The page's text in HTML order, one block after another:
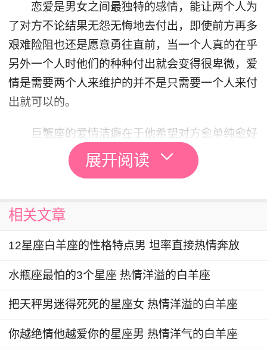
恋爱是男女之间最独特的感情，能让两个人为
了对方不论结果无怨无悔地去付出，即使前方再多
艰难险阻也还是愿意勇往直前，当一个人真的在乎
另外一个人时他们的种种付出就会变得很卑微，爱
情是需要两个人来维护的并不是只需要一个人来付
出就可以的。
巨蟹座的爱情洁癖在于他希望对方愈单纯愈好
最好最好就是没有什么恋爱经验，然后也不要说自
己性经验很丰富他们听到这种事情会怕会觉得自己
种不解世事、纯净无瑕的少女有兴趣。
天蝎座：爱得猛烈、爱得刻骨
在爱情和婚姻都不靠谱的今天越来越多的女人
生活，有积极向上的想法是好的但行动也很重要，
要想过上好日子还是要脚踏实地做好规划而且努力
展开阅读
相关文章
12星座白羊座的性格特点男 坦率直接热情奔放
水瓶座最怕的3个星座 热情洋溢的白羊座
把天秤男迷得死死的星座女 热情洋溢的白羊座
你越绝情他越爱你的星座男 热情洋气的白羊座